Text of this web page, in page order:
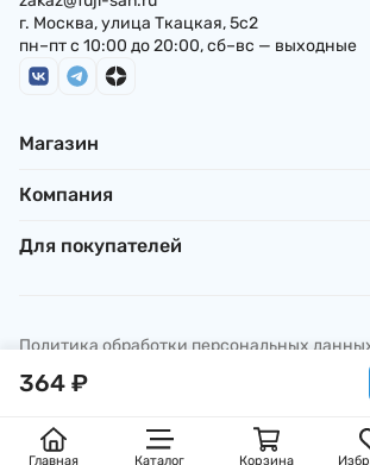
364 ₽
Главная Каталог Корзина
г. Москва, улица Ткацкая, 5с2
пн–пт с 10:00 до 20:00, сб–вс — выходные
Магазин
Компания
Для покупателей
Политика обработки персональных